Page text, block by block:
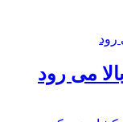
می رود